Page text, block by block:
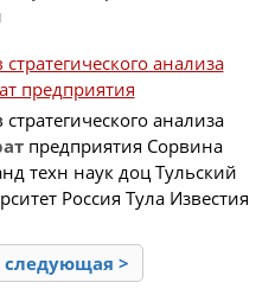
анализа
предприятия
анализа
предприятия Сорвина
техн наук доц Тульский
Россия Тула Известия
следующая >